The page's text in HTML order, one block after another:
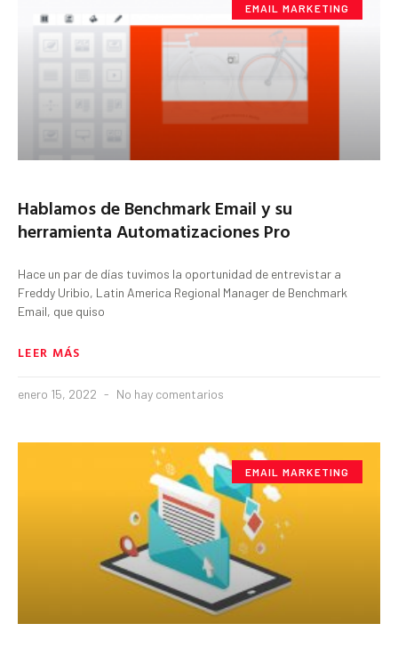
EMAIL MARKETING
Hablamos de Benchmark Email y su
herramienta Automatizaciones Pro
Hace un par de días tuvimos la oportunidad de entrevistar a
Freddy Uribio, Latin America Regional Manager de Benchmark
Email, que quiso
LEER MÁS
enero 15, 2022 No hay comentarios
EMAIL MARKETING